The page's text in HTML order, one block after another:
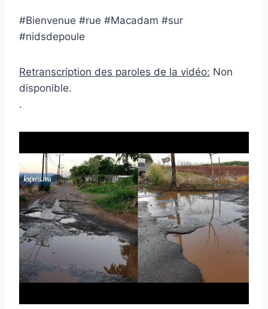
#Bienvenue #rue #Macadam #sur
#nidsdepoule
Retranscription des paroles de la vidéo: Non
disponible.
.